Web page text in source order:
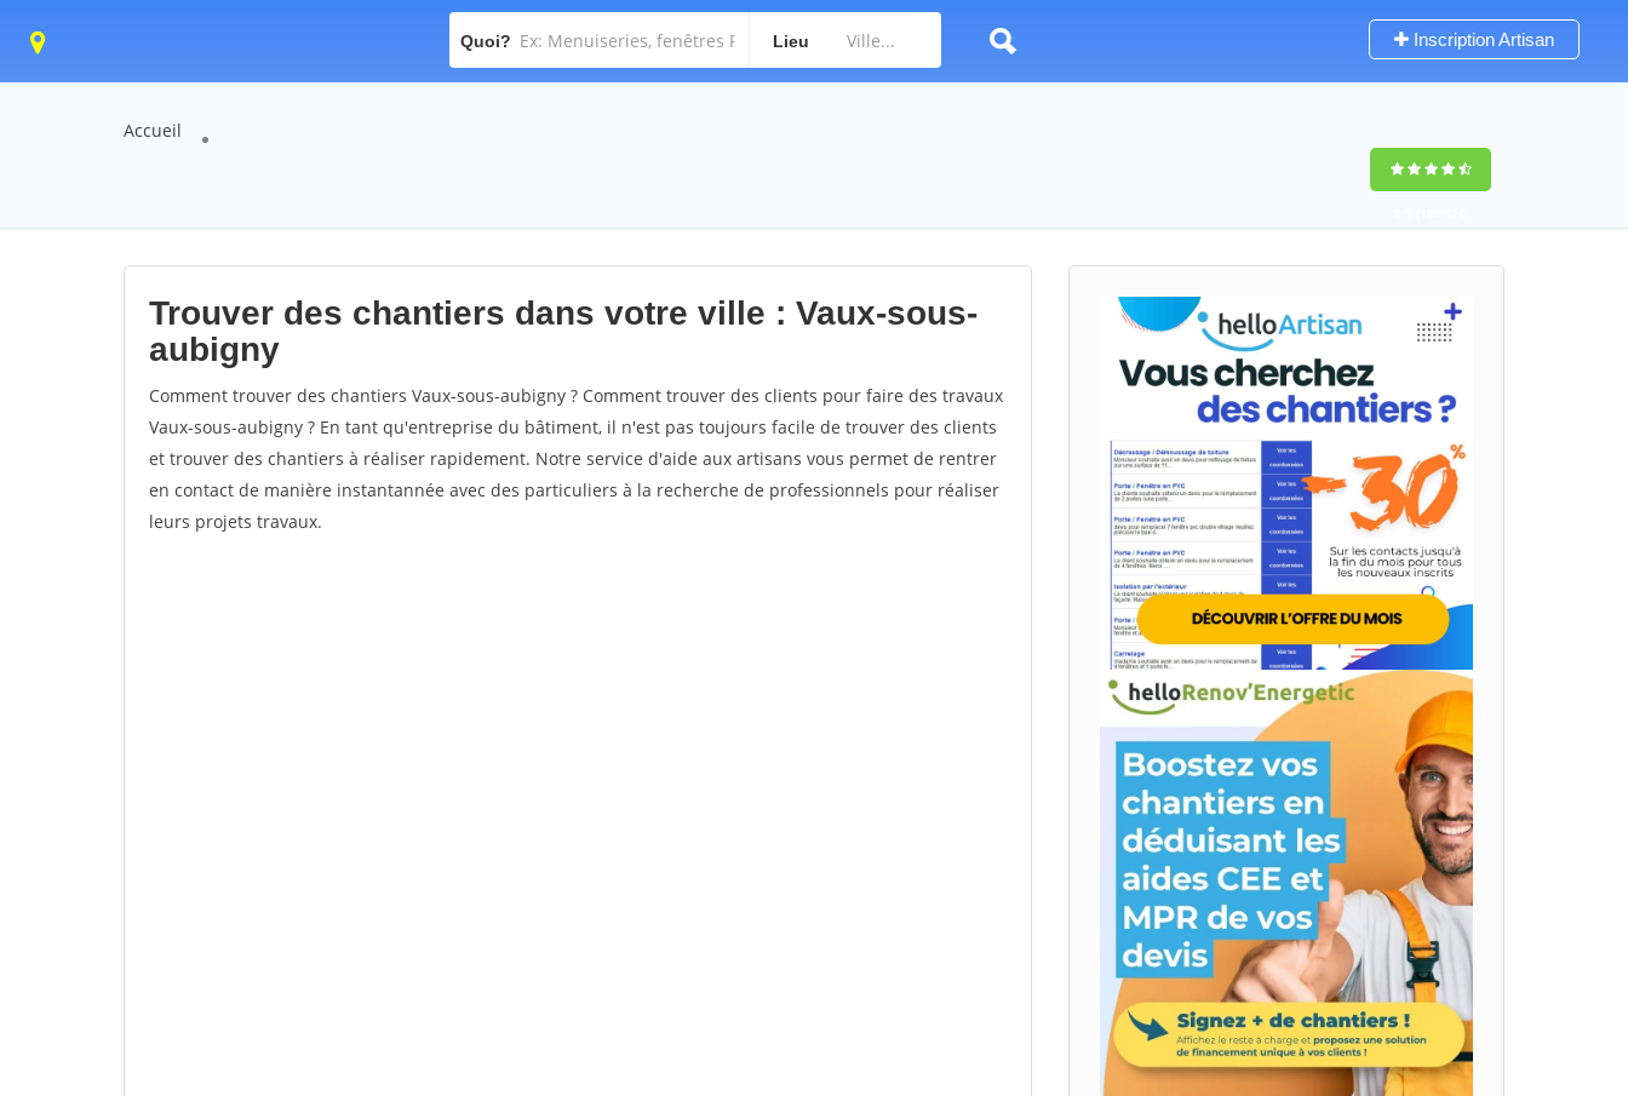
Quoi? Lieu Inscription Artisan
Accueil
Trouver des chantiers dans votre ville : Vaux-sous-
aubigny
Comment trouver des chantiers Vaux-sous-aubigny ? Comment trouver des clients pour faire des travaux
Vaux-sous-aubigny ? En tant qu'entreprise du bâtiment, il n'est pas toujours facile de trouver des clients
et trouver des chantiers à réaliser rapidement. Notre service d'aide aux artisans vous permet de rentrer
en contact de manière instantannée avec des particuliers à la recherche de professionnels pour réaliser
leurs projets travaux.